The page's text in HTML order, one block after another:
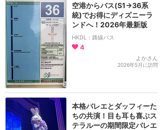
空港からバス(S1→36系
統)でお得にディズニーラ
ンドへ！2026年最新版
HKDL：路線バス
4
よかさん
2026年5月に訪問
本格バレエとダッフィーた
ちの共演！目も耳も喜ぶス
テラルーの期間限定バレエ